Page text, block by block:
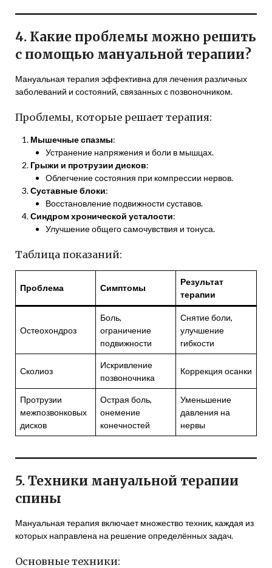
4. Какие проблемы можно решить
с помощью мануальной терапии?
Мануальная терапия эффективна для лечения различных
заболеваний и состояний, связанных с позвоночником.
Проблемы, которые решает терапия:
Мышечные спазмы:
Устранение напряжения и боли в мышцах.
Грыжи и протрузии дисков:
Облегчение состояния при компрессии нервов.
Суставные блоки:
Восстановление подвижности суставов.
Синдром хронической усталости:
Улучшение общего самочувствия и тонуса.
Таблица показаний:
Проблема Симптомы
Результат
терапии
Остеохондроз
Боль,
ограничение
подвижности
Снятие боли,
улучшение
гибкости
Сколиоз
Искривление
позвоночника
Коррекция осанки
Протрузии
межпозвонковых
дисков
Острая боль,
онемение
конечностей
Уменьшение
давления на
нервы
5. Техники мануальной терапии
спины
Мануальная терапия включает множество техник, каждая из
которых направлена на решение определённых задач.
Основные техники: